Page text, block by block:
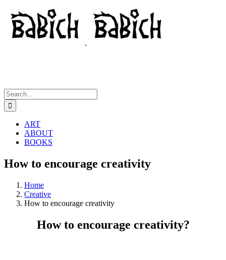
content
Search
for:
ART
ABOUT
BOOKS
How to encourage creativity
Home
Creative
How to encourage creativity
How to encourage creativity?